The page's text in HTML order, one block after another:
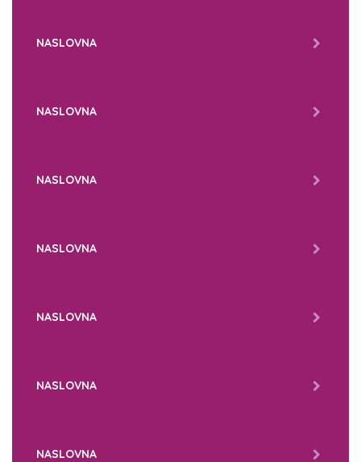
NASLOVNA
NASLOVNA
NASLOVNA
NASLOVNA
NASLOVNA
NASLOVNA
NASLOVNA